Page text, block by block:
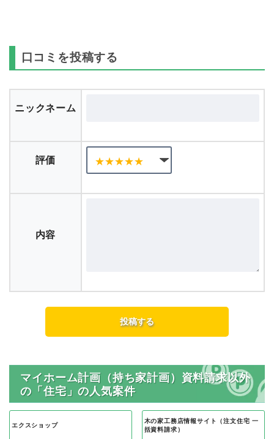
口コミを投稿する
ニックネーム
評価
内容
マイホーム計画（持ち家計画）資料請求以外
の「住宅」の人気案件
エクスショップ
木の家工務店情報サイト（注文住宅 一
括資料請求）